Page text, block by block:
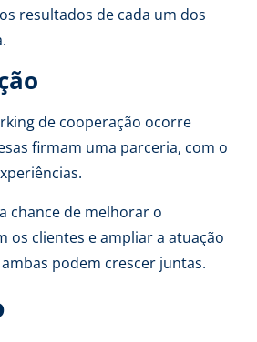
resultados de cada um dos
de cooperação ocorre
firmam uma parceria, com o
chance de melhorar o
os clientes e ampliar a atuação
podem crescer juntas.